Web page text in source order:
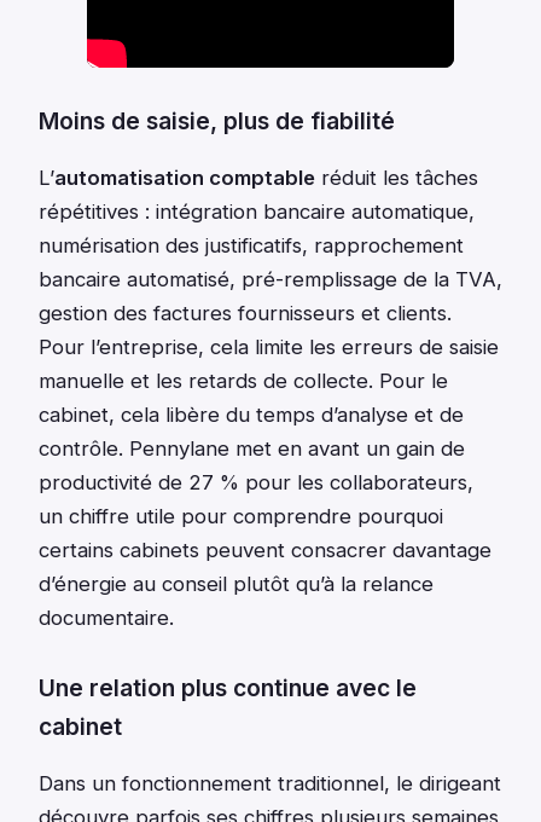
Moins de saisie, plus de fiabilité
L’automatisation comptable réduit les tâches
répétitives : intégration bancaire automatique,
numérisation des justificatifs, rapprochement
bancaire automatisé, pré-remplissage de la TVA,
gestion des factures fournisseurs et clients.
Pour l’entreprise, cela limite les erreurs de saisie
manuelle et les retards de collecte. Pour le
cabinet, cela libère du temps d’analyse et de
contrôle. Pennylane met en avant un gain de
productivité de 27 % pour les collaborateurs,
un chiffre utile pour comprendre pourquoi
certains cabinets peuvent consacrer davantage
d’énergie au conseil plutôt qu’à la relance
documentaire.
Une relation plus continue avec le
cabinet
Dans un fonctionnement traditionnel, le dirigeant
découvre parfois ses chiffres plusieurs semaines